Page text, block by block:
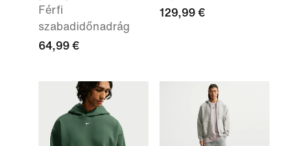
Férfi
szabadidőnadrág
64,99 €
129,99 €